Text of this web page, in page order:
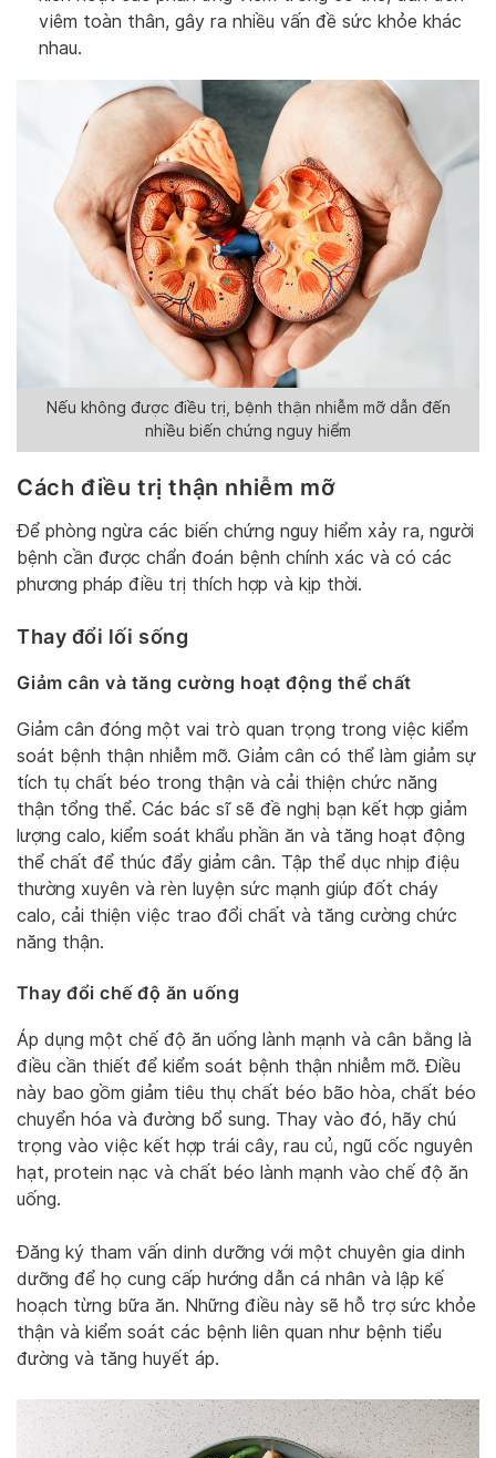
viêm toàn thân, gây ra nhiều vấn đề sức khỏe khác
nhau.
Nếu không được điều trị, bệnh thận nhiễm mỡ dẫn đến
nhiều biến chứng nguy hiểm
Cách điều trị thận nhiễm mỡ
Để phòng ngừa các biến chứng nguy hiểm xảy ra, người
bệnh cần được chẩn đoán bệnh chính xác và có các
phương pháp điều trị thích hợp và kịp thời.
Thay đổi lối sống
Giảm cân và tăng cường hoạt động thể chất
Giảm cân đóng một vai trò quan trọng trong việc kiểm
soát bệnh thận nhiễm mỡ. Giảm cân có thể làm giảm sự
tích tụ chất béo trong thận và cải thiện chức năng
thận tổng thể. Các bác sĩ sẽ đề nghị bạn kết hợp giảm
lượng calo, kiểm soát khẩu phần ăn và tăng hoạt động
thể chất để thúc đẩy giảm cân. Tập thể dục nhịp điệu
thường xuyên và rèn luyện sức mạnh giúp đốt cháy
calo, cải thiện việc trao đổi chất và tăng cường chức
năng thận.
Thay đổi chế độ ăn uống
Áp dụng một chế độ ăn uống lành mạnh và cân bằng là
điều cần thiết để kiểm soát bệnh thận nhiễm mỡ. Điều
này bao gồm giảm tiêu thụ chất béo bão hòa, chất béo
chuyển hóa và đường bổ sung. Thay vào đó, hãy chú
trọng vào việc kết hợp trái cây, rau củ, ngũ cốc nguyên
hạt, protein nạc và chất béo lành mạnh vào chế độ ăn
uống.
Đăng ký tham vấn dinh dưỡng với một chuyên gia dinh
dưỡng để họ cung cấp hướng dẫn cá nhân và lập kế
hoạch từng bữa ăn. Những điều này sẽ hỗ trợ sức khỏe
thận và kiểm soát các bệnh liên quan như bệnh tiểu
đường và tăng huyết áp.